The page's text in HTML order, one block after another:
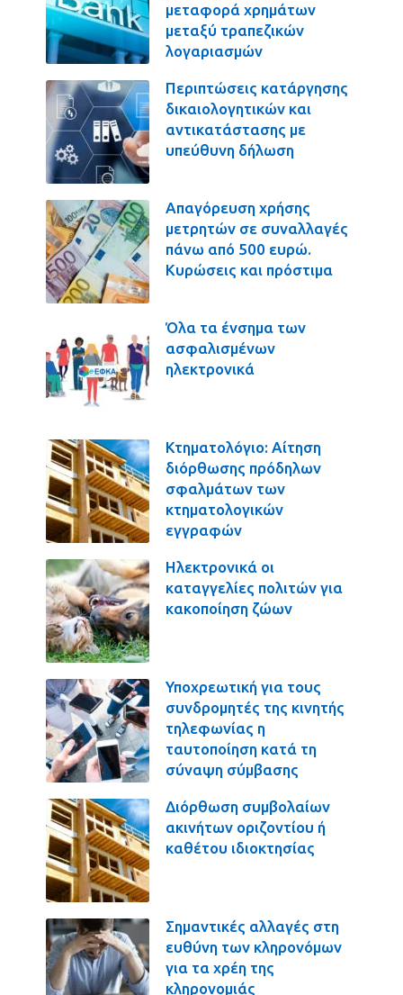
μεταφορά χρημάτων
μεταξύ τραπεζικών
λογαριασμών
Περιπτώσεις κατάργησης
δικαιολογητικών και
αντικατάστασης με
υπεύθυνη δήλωση
Απαγόρευση χρήσης
μετρητών σε συναλλαγές
πάνω από 500 ευρώ.
Κυρώσεις και πρόστιμα
Όλα τα ένσημα των
ασφαλισμένων
ηλεκτρονικά
Κτηματολόγιο: Αίτηση
διόρθωσης πρόδηλων
σφαλμάτων των
κτηματολογικών
εγγραφών
Ηλεκτρονικά οι
καταγγελίες πολιτών για
κακοποίηση ζώων
Υποχρεωτική για τους
συνδρομητές της κινητής
τηλεφωνίας η
ταυτοποίηση κατά τη
σύναψη σύμβασης
Διόρθωση συμβολαίων
ακινήτων οριζοντίου ή
καθέτου ιδιοκτησίας
Σημαντικές αλλαγές στη
ευθύνη των κληρονόμων
για τα χρέη της
κληρονομιάς